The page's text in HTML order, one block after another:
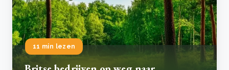
11 min lezen